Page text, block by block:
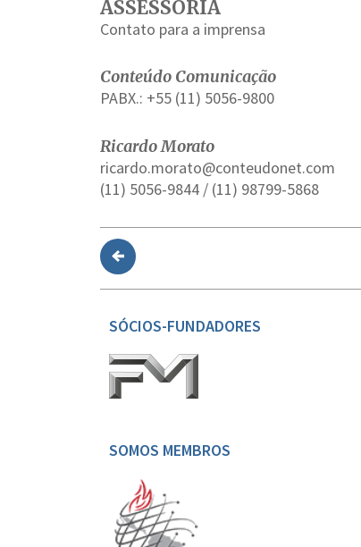
ASSESSORIA
Contato para a imprensa
Conteúdo Comunicação
PABX.: +55 (11) 5056-9800
Ricardo Morato
ricardo.morato@conteudonet.com
(11) 5056-9844 / (11) 98799-5868
SÓCIOS-FUNDADORES
SOMOS MEMBROS